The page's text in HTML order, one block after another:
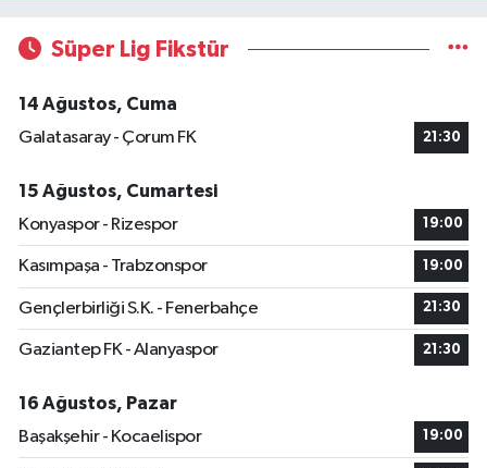
Süper Lig Fikstür
14 Ağustos, Cuma
Galatasaray - Çorum FK
21:30
15 Ağustos, Cumartesi
Konyaspor - Rizespor
19:00
Kasımpaşa - Trabzonspor 19:00
Gençlerbirliği S.K. - Fenerbahçe 21:30
Gaziantep FK - Alanyaspor 21:30
16 Ağustos, Pazar
Başakşehir - Kocaelispor
19:00